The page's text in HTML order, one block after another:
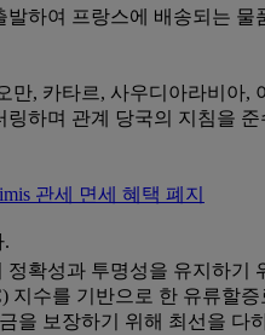
하여 프랑스에 배송되는
만, 카타르, 사우디아라비아
하며 관계 당국의 지침을
관세 면세 혜택 폐지
.
확성과 투명성을 유지하
지수를 기반으로 한 유류
을 보장하기 위해 최선을 다